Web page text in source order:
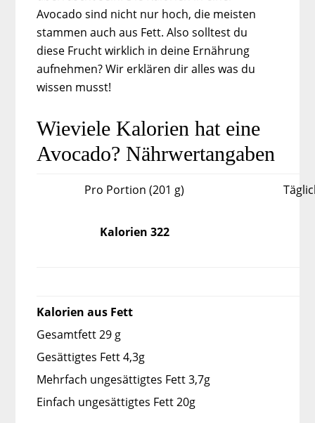
Avocado sind nicht nur hoch, die meisten
stammen auch aus Fett. Also solltest du
diese Frucht wirklich in deine Ernährung
aufnehmen? Wir erklären dir alles was du
wissen musst!
Wieviele Kalorien hat eine
Avocado? Nährwertangaben
Pro Portion (201 g)
Kalorien 322
Kalorien aus Fett
Gesamtfett 29 g
Gesättigtes Fett 4,3g
Mehrfach ungesättigtes Fett 3,7g
Einfach ungesättigtes Fett 20g